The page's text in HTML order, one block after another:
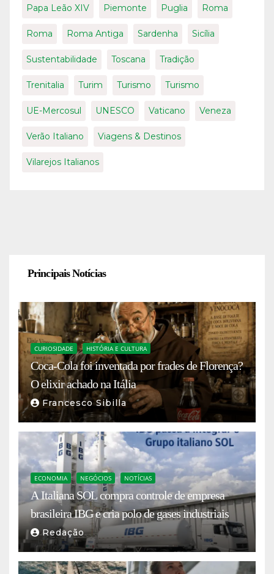
Papa Leão XIV Piemonte Puglia Roma
Roma Roma Antiga Sardenha Sicília
Sustentabilidade Toscana Tradição
Trenitalia Turim Turismo Turismo
UE-Mercosul UNESCO Vaticano Veneza
Verão Italiano Viagens & Destinos
Vilarejos Italianos
Principais Notícias
CURIOSIDADE HISTÓRIA E CULTURA
Coca-Cola foi inventada por frades de Florença?
O elixir achado na Itália
Francesco Sibilla
ECONOMIA NEGÓCIOS NOTÍCIAS
A Italiana SOL compra controle de empresa
brasileira IBG e cria polo de gases industriais
Redação